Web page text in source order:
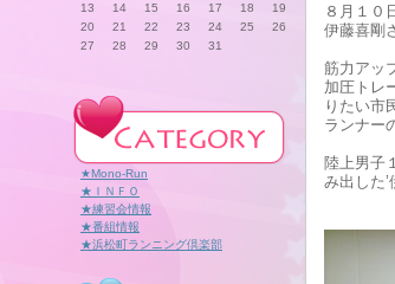
13
14 15 16 17 18
19
20
21 22 23 24 25
26
27
28 29 30 31
★Mono-Run
★ＩＮＦＯ
★練習会情報
★番組情報
★浜松町ランニング倶楽部
８月１０
伊藤喜剛
筋力アッ
加圧トレ
りたい市
ランナー
陸上男子
み出した